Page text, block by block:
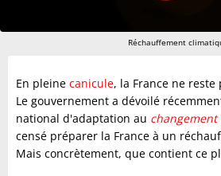
Réchauffement
En pleine canicule, la France ne reste
Le gouvernement a dévoilé
national d'adaptation au
censé préparer la France à un
Mais concrètement, que contient ce